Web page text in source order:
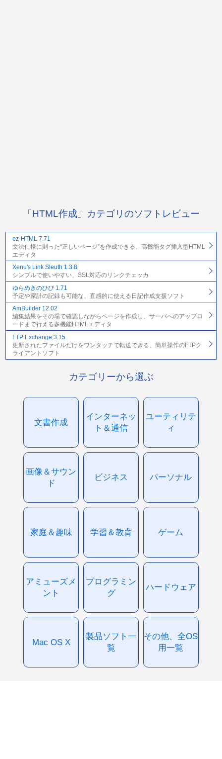
「HTML作成」カテゴリのソフトレビュー
ez-HTML 7.71
文法仕様に則った“正しいページ”を作成できる、高機能タグ挿入型HTML
エディタ
Xenu's Link Sleuth 1.3.8
シンプルで使いやすい、SSL対応のリンクチェッカ
ゆらめきのひび 1.71
予定や家計の記録も可能な、直感的に使える日記作成支援ソフト
AmBuilder 12.02
編集結果をその場で確認しながらページを作成し、サーバへのアップロ
ードまで行える多機能HTMLエディタ
FTP Exchange 3.15
更新されたファイルだけをワンタッチで転送できる、簡単操作のFTPク
ライアントソフト
カテゴリーから選ぶ
文書作成
インターネッ
ト＆通信
ユーティリテ
ィ
画像＆サウン
ド
ビジネス パーソナル
家庭＆趣味 学習＆教育 ゲーム
アミューズメ
ント
プログラミン
グ
ハードウェア
Mac OS X
製品ソフト一
覧
その他、全OS
用一覧